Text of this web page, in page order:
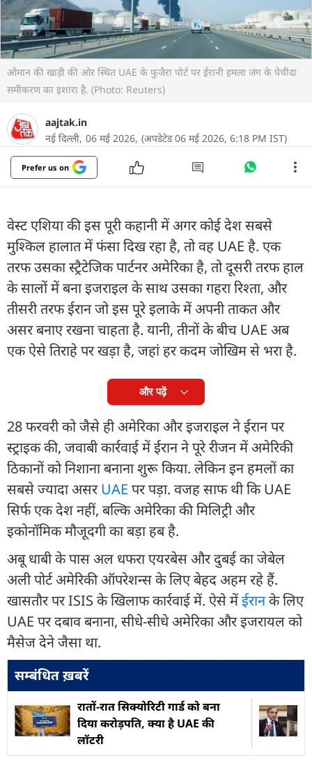
ओमान की खाड़ी की ओर स्थित UAE के फुजैरा पोर्ट पर ईरानी हमला जंग के पेचीदा
समीकरण का इशारा है. (Photo: Reuters)
aajtak.in
नई दिल्ली, 06 मई 2026, (अपडेटेड 06 मई 2026, 6:18 PM IST)
Prefer us on
वेस्ट एशिया की इस पूरी कहानी में अगर कोई देश सबसे
मुश्किल हालात में फंसा दिख रहा है, तो वह UAE है. एक
तरफ उसका स्ट्रैटेजिक पार्टनर अमेरिका है, तो दूसरी तरफ हाल
के सालों में बना इजराइल के साथ उसका गहरा रिश्ता, और
तीसरी तरफ ईरान जो इस पूरे इलाके में अपनी ताकत और
असर बनाए रखना चाहता है. यानी, तीनों के बीच UAE अब
एक ऐसे तिराहे पर खड़ा है, जहां हर कदम जोखिम से भरा है.
और पढ़ें
28 फरवरी को जैसे ही अमेरिका और इजराइल ने ईरान पर
स्ट्राइक की, जवाबी कार्रवाई में ईरान ने पूरे रीजन में अमेरिकी
ठिकानों को निशाना बनाना शुरू किया. लेकिन इन हमलों का
सबसे ज्यादा असरUAE पर पड़ा. वजह साफ थी कि UAE
सिर्फ एक देश नहीं, बल्कि अमेरिका की मिलिट्री और
इकोनॉमिक मौजूदगी का बड़ा हब है.
अबू धाबी के पास अल धफरा एयरबेस और दुबई का जेबेल
अली पोर्ट अमेरिकी ऑपरेशन्स के लिए बेहद अहम रहे हैं.
खासतौर पर ISIS के खिलाफ कार्रवाई में. ऐसे मेंईरानके लिए
UAE पर दबाव बनाना, सीधे-सीधे अमेरिका और इजरायल को
मैसेज देने जैसा था.
सम्बंधित ख़बरें
रातों-रात सिक्योरिटी गार्ड को बना
दिया करोड़पति, क्या है UAE की
लॉटरी